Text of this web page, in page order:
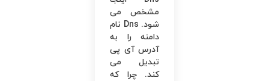
مشخص می
شود. Dns نام
دامنه را به
آدرس آی ‌پی
تبدیل می
کند. چرا که